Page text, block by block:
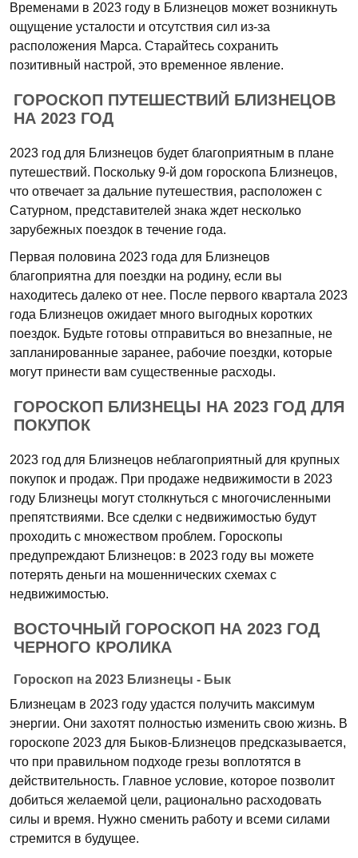
Временами в 2023 году в Близнецов может возникнуть
ощущение усталости и отсутствия сил из-за
расположения Марса. Старайтесь сохранить
позитивный настрой, это временное явление.
ГОРОСКОП ПУТЕШЕСТВИЙ БЛИЗНЕЦОВ
НА 2023 ГОД
2023 год для Близнецов будет благоприятным в плане
путешествий. Поскольку 9-й дом гороскопа Близнецов,
что отвечает за дальние путешествия, расположен с
Сатурном, представителей знака ждет несколько
зарубежных поездок в течение года.
Первая половина 2023 года для Близнецов
благоприятна для поездки на родину, если вы
находитесь далеко от нее. После первого квартала 2023
года Близнецов ожидает много выгодных коротких
поездок. Будьте готовы отправиться во внезапные, не
запланированные заранее, рабочие поездки, которые
могут принести вам существенные расходы.
ГОРОСКОП БЛИЗНЕЦЫ НА 2023 ГОД ДЛЯ
ПОКУПОК
2023 год для Близнецов неблагоприятный для крупных
покупок и продаж. При продаже недвижимости в 2023
году Близнецы могут столкнуться с многочисленными
препятствиями. Все сделки с недвижимостью будут
проходить с множеством проблем. Гороскопы
предупреждают Близнецов: в 2023 году вы можете
потерять деньги на мошеннических схемах с
недвижимостью.
ВОСТОЧНЫЙ ГОРОСКОП НА 2023 ГОД
ЧЕРНОГО КРОЛИКА
Гороскоп на 2023 Близнецы - Бык
Близнецам в 2023 году удастся получить максимум
энергии. Они захотят полностью изменить свою жизнь. В
гороскопе 2023 для Быков-Близнецов предсказывается,
что при правильном подходе грезы воплотятся в
действительность. Главное условие, которое позволит
добиться желаемой цели, рационально расходовать
силы и время. Нужно сменить работу и всеми силами
стремится в будущее.